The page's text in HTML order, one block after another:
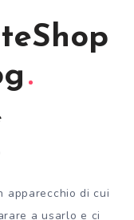
apparecchio di cui
a usarlo e ci